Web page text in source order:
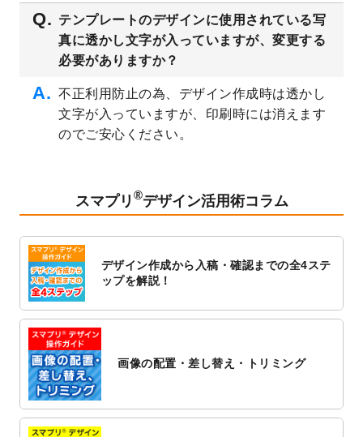
2023/3/16
シール・ラベルのデザインテンプレートを
公開いたしました。
2023/3/13
封筒（長3、洋長3、角2）のデザインテンプ
レートを追加しました。
2023/3/13
クリアファイルのデザインテンプレート
追加しました。
2023/3/2
パワーポイント版テンプレートをダウンロ
追加しました。
2023/1/13
4月始まりのカレンダーデザインテンプレー
2023/1/5
スタンプカードのデザインテンプレート
追加しました。
2022/12/26
止のお知らせ
2022/12/16
トを公開いたしました。
2022/12/1
2022/11/25
【新商品】封筒が作成できるようになりま
テンプレートのデザインに使用されている写
真に透かし文字が入っていますが、変更する
必要がありますか？
不正利用防止の為、デザイン作成時は透かし
文字が入っていますが、印刷時には消えます
のでご安心ください。
スマプリ ®デザイン活用術コラム
デザイン作成から入稿・確認までの全4ステ
ップを解説！
画像の配置・差し替え・トリミング